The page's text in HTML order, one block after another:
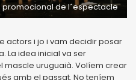
promocional de l´espectacle
actors i jo i vam decidir posar
La idea inicial va ser
uruguaià. Volíem crear
amb el passat. No teníem